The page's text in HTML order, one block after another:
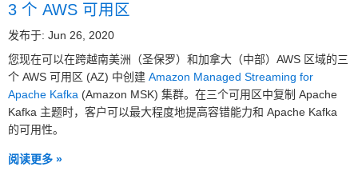
3 个 AWS 可用区
发布于: Jun 26, 2020
您现在可以在跨越南美洲（圣保罗）和加拿大（中部）AWS 区域的三
个 AWS 可用区 (AZ) 中创建 Amazon Managed Streaming for
Apache Kafka (Amazon MSK) 集群。在三个可用区中复制 Apache
Kafka 主题时，客户可以最大程度地提高容错能力和 Apache Kafka
的可用性。
阅读更多 »